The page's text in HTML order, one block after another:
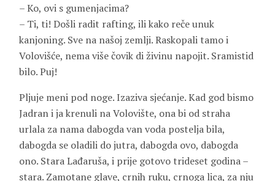
– Ko, ovi s gumenjacima?
– Ti, ti! Došli radit rafting, ili kako reče unuk
kanjoning. Sve na našoj zemlji. Raskopali tamo i
Volovišće, nema više čovik di živinu napojit. Sramistid
bilo. Puj!
Pljuje meni pod noge. Izaziva sjećanje. Kad god bismo
Jadran i ja krenuli na Volovište, ona bi od straha
urlala za nama dabogda van voda postelja bila,
dabogda se oladili do jutra, dabogda ovo, dabogda
ono. Stara Lađaruša, i prije gotovo trideset godina –
stara. Zamotane glave, crnih ruku, crnoga lica, za nju